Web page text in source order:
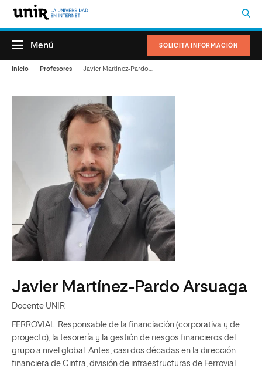
SOLICITA INFORMACIÓN
Menú
Inicio Profesores
Javier Martínez-Pardo Arsuaga
Docente UNIR
FERROVIAL. Responsable de la financiación (corporativa y de
proyecto), la tesorería y la gestión de riesgos financieros del
grupo a nivel global. Antes, casi dos décadas en la dirección
financiera de Cintra, división de infraestructuras de Ferrovial.